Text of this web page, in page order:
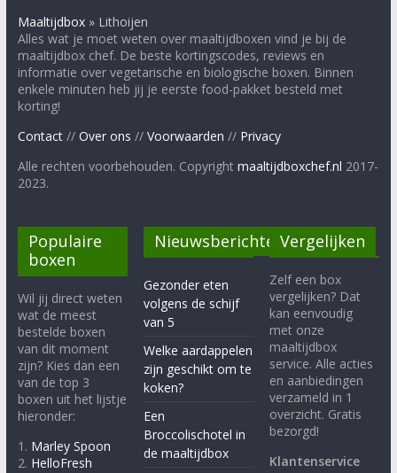
Maaltijdbox» Lithoijen
Alles wat je moet weten over maaltijdboxen vind je bij de
maaltijdbox chef. De beste kortingscodes, reviews en
informatie over vegetarische en biologische boxen. Binnen
enkele minuten heb jij je eerste food-pakket besteld met
korting!
Contact// Over ons // Voorwaarden // Privacy
Alle rechten voorbehouden. Copyright maaltijdboxchef.nl 2017-
2023.
Populaire
boxen
Wil jij direct weten
wat de meest
bestelde boxen
van dit moment
zijn? Kies dan een
van de top 3
boxen uit het lijstje
hieronder:
1. Marley Spoon
2. HelloFresh
Nieuwsberichten
Gezonder eten
volgens de schijf
van 5
Welke aardappelen
zijn geschikt om te
koken?
Een
Broccolischotel in
de maaltijdbox
Vergelijken
Zelf een box
vergelijken? Dat
kan eenvoudig
met onze
maaltijdbox
service. Alle acties
en aanbiedingen
verzameld in 1
overzicht. Gratis
bezorgd!
Klantenservice